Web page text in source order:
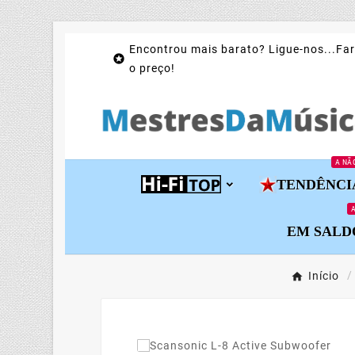

Encontrou mais barato? Ligue-
o preço!
A
EM
Início